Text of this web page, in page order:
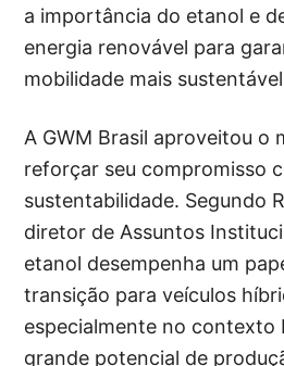
a importância do etanol e
energia renovável para
mobilidade mais
A GWM Brasil aproveitou o
reforçar seu compromisso
sustentabilidade. Segundo
diretor de Assuntos
etanol desempenha um
transição para veículos
especialmente no contexto
grande potencial de